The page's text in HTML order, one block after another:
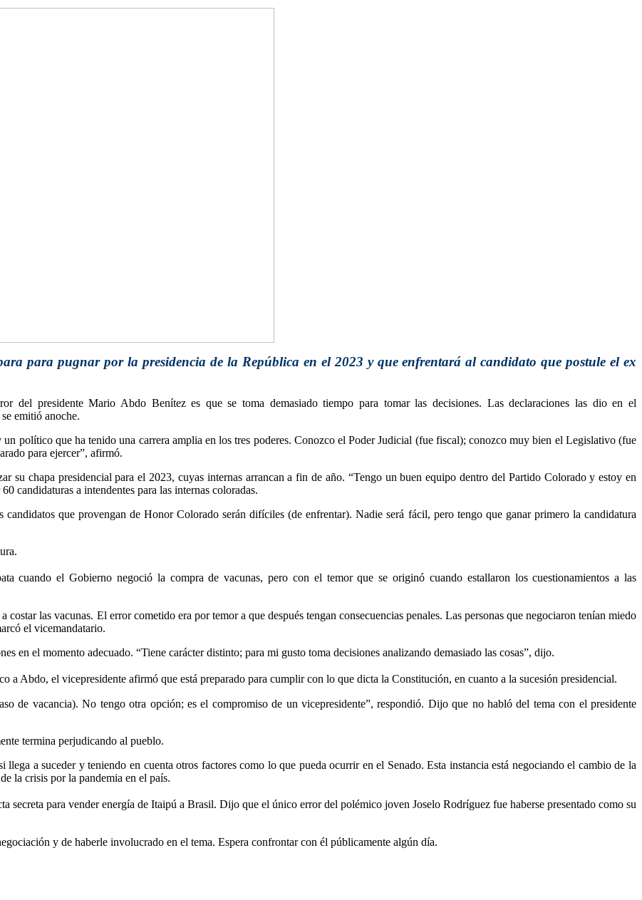
para pugnar por la presidencia de la República en el 2023 y que enfrentará al candidato que postule el ex
del presidente Mario Abdo Benítez es que se toma demasiado tiempo para tomar las decisiones. Las declaraciones las dio en el
emitió anoche.
político que ha tenido una carrera amplia en los tres poderes. Conozco el Poder Judicial (fue fiscal); conozco muy bien el Legislativo (fue
para ejercer”, afirmó.
su chapa presidencial para el 2023, cuyas internas arrancan a fin de año. “Tengo un buen equipo dentro del Partido Colorado y estoy en
candidaturas a intendentes para las internas coloradas.
que provengan de Honor Colorado serán difíciles (de enfrentar). Nadie será fácil, pero tengo que ganar primero la candidatura
cuando el Gobierno negoció la compra de vacunas, pero con el temor que se originó cuando estallaron los cuestionamientos a las
las vacunas. El error cometido era por temor a que después tengan consecuencias penales. Las personas que negociaron tenían miedo
el vicemandatario.
en el momento adecuado. “Tiene carácter distinto; para mi gusto toma decisiones analizando demasiado las cosas”, dijo.
a Abdo, el vicepresidente afirmó que está preparado para cumplir con lo que dicta la Constitución, en cuanto a la sucesión presidencial.
de vacancia). No tengo otra opción; es el compromiso de un vicepresidente”, respondió. Dijo que no habló del tema con el presidente
termina perjudicando al pueblo.
llega a suceder y teniendo en cuenta otros factores como lo que pueda ocurrir en el Senado. Esta instancia está negociando el cambio de la
la crisis por la pandemia en el país.
secreta para vender energía de Itaipú a Brasil. Dijo que el único error del polémico joven Joselo Rodríguez fue haberse presentado como su
y de haberle involucrado en el tema. Espera confrontar con él públicamente algún día.